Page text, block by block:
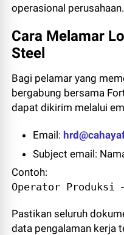
operasional perusahaan.
Cara Melamar
Steel
Bagi pelamar yang
bergabung bersama
dapat dikirim melalui
Email:
Subject email:
Contoh:
Operator Produksi
Pastikan seluruh
data pengalaman kerja